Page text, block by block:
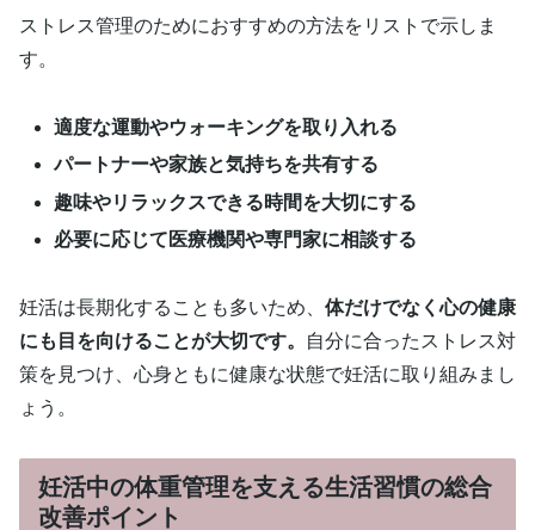
ストレス管理のためにおすすめの方法をリストで示しま
す。
適度な運動やウォーキングを取り入れる
パートナーや家族と気持ちを共有する
趣味やリラックスできる時間を大切にする
必要に応じて医療機関や専門家に相談する
妊活は長期化することも多いため、 体だけでなく心の健康
にも目を向けることが大切です。
自分に合ったストレス対
策を見つけ、心身ともに健康な状態で妊活に取り組みまし
ょう。
妊活中の体重管理を支える生活習慣の総合
改善ポイント